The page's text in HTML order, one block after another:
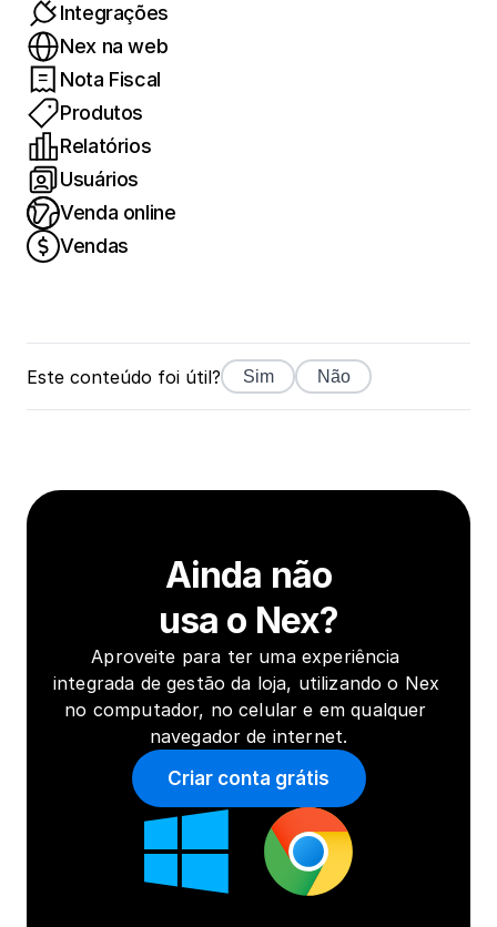
Integrações
Nex na web
Nota Fiscal
Produtos
Relatórios
Usuários
Venda online
Vendas
Este conteúdo foi útil? Sim Não
Ainda não
usa o Nex?
Aproveite para ter uma experiência
integrada de gestão da loja, utilizando o Nex
no computador, no celular e em qualquer
navegador de internet.
Criar conta grátis